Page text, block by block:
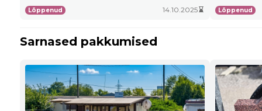
Kehtib
hourglass_bottom
14.10.2025
Lõppenud Lõppenud
Sarnased pakkumised